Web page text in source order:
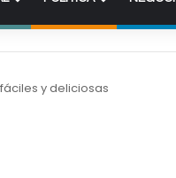
y deliciosas